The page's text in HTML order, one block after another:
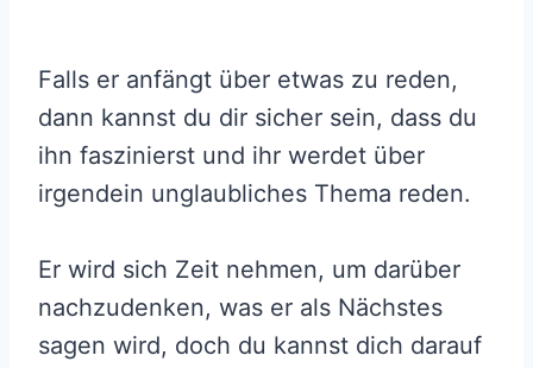
Falls er anfängt über etwas zu reden,
dann kannst du dir sicher sein, dass du
ihn faszinierst und ihr werdet über
irgendein unglaubliches Thema reden.
Er wird sich Zeit nehmen, um darüber
nachzudenken, was er als Nächstes
sagen wird, doch du kannst dich darauf